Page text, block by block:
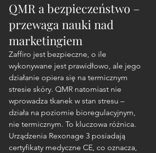
QMR a bezpieczeństwo –
przewaga nauki nad
marketingiem
Zaffiro jest bezpieczne, o ile
wykonywane jest prawidłowo, ale jego
działanie opiera się na termicznym
stresie skóry. QMR natomiast nie
wprowadza tkanek w stan stresu –
działa na poziomie bioregulacyjnym,
nie termicznym. To kluczowa różnica.
Urządzenia Rexonage 3 posiadają
certyfikaty medyczne CE, co oznacza,